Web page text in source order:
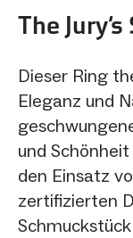
The
Dieser Ring
Eleganz und
und
den Einsatz
zertifizierten